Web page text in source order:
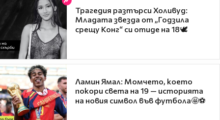
Трагедия разтърси Холивуд:
Младата звезда от „Годзила
срещу Конг“ си отиде на 18🕊️
Ламин Ямал: Момчето, което
покори света на 19 — историята
на новия символ във футбола🤩⚽